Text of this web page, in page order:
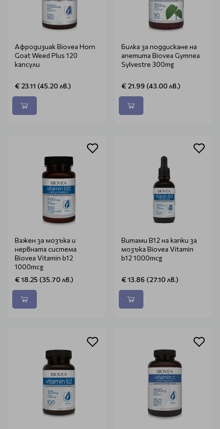
Афродизиак Biovea Horn
Goat Weed Plus 120
капсули
€ 23.11 (45.20 лв.)
Билка за поддискане на
апетита Biovea Gymnea
Sylvestre 300mg
€ 21.99 (43.00 лв.)
Важен за мозъка и
нервната система
Biovea Vitamin b12
1000mcg
€ 18.25 (35.70 лв.)
Витами В12 на капки за
мозъка Biovea Vitamin
b12 1000mcg
€ 13.86 (27.10 лв.)